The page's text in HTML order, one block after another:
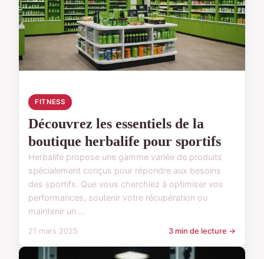
FITNESS
Découvrez les essentiels de la
boutique herbalife pour sportifs
Herbalife propose une gamme variée de produits
spécialement conçus pour répondre aux besoins
des sportifs. Que vous cherchiez à optimiser vos
performances, soutenir votre récupération ou
maintenir un ...
21 mars 2025 3 min de lecture →